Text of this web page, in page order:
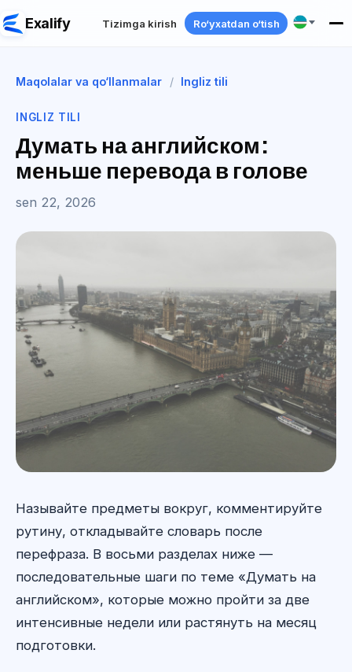
Exalify Tizimga kirish Ro‘yxatdan o‘tish
Maqolalar va qo‘llanmalar / Ingliz tili
INGLIZ TILI
Думать на английском:
меньше перевода в голове
sen 22, 2026
Называйте предметы вокруг, комментируйте
рутину, откладывайте словарь после
перефраза. В восьми разделах ниже —
последовательные шаги по теме «Думать на
английском», которые можно пройти за две
интенсивные недели или растянуть на месяц
подготовки.